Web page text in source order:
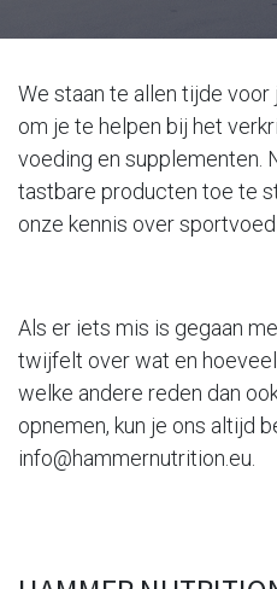
We staan ​​te allen tijde
om je te helpen bij het
voeding en supplementen.
tastbare producten toe te
onze kennis over
Als er iets mis is gegaan
twijfelt over wat en
welke andere reden dan
opnemen, kun je ons altijd
info@hammernutrition.eu